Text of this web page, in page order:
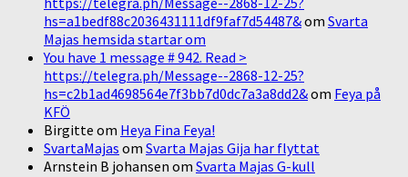
hs=a1bedf88c2036431111df9faf7d54487&om Svarta
Majas hemsida startar om
You have 1 message # 942. Read >
https://telegra.ph/Message--2868-12-25?
hs=c2b1ad4698564e7f3bb7d0dc7a3a8dd2&om Feya på
KFÖ
Birgitte om Heya Fina Feya!
SvartaMajas om Svarta Majas Gija har flyttat
Arnstein B johansen om Svarta Majas G-kull